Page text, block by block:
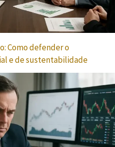
Como defender o
e de sustentabilidade